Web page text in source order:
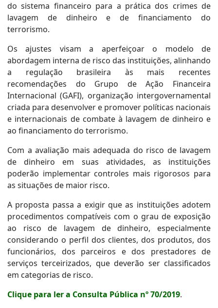
do sistema financeiro para a prática dos crimes de
lavagem de dinheiro e de financiamento do
terrorismo.
Os ajustes visam a aperfeiçoar o modelo de
abordagem interna de risco das instituições, alinhando
a regulação brasileira às mais recentes
recomendações do Grupo de Ação Financeira
Internacional (GAFI), organização intergovernamental
criada para desenvolver e promover políticas nacionais
e internacionais de combate à lavagem de dinheiro e
ao financiamento do terrorismo.
Com a avaliação mais adequada do risco de lavagem
de dinheiro em suas atividades, as instituições
poderão implementar controles mais rigorosos para
as situações de maior risco.
A proposta passa a exigir que as instituições adotem
procedimentos compatíveis com o grau de exposição
ao risco de lavagem de dinheiro, especialmente
considerando o perfil dos clientes, dos produtos, dos
funcionários, dos parceiros e dos prestadores de
serviços terceirizados, que deverão ser classificados
em categorias de risco.
Clique para ler a Consulta Pública nº 70/2019.